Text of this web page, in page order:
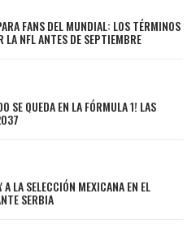
FANS DEL MUNDIAL: LOS TÉRMINOS
LA NFL ANTES DE SEPTIEMBRE
SE QUEDA EN LA FÓRMULA 1! LAS
A LA SELECCIÓN MEXICANA EN EL
SERBIA